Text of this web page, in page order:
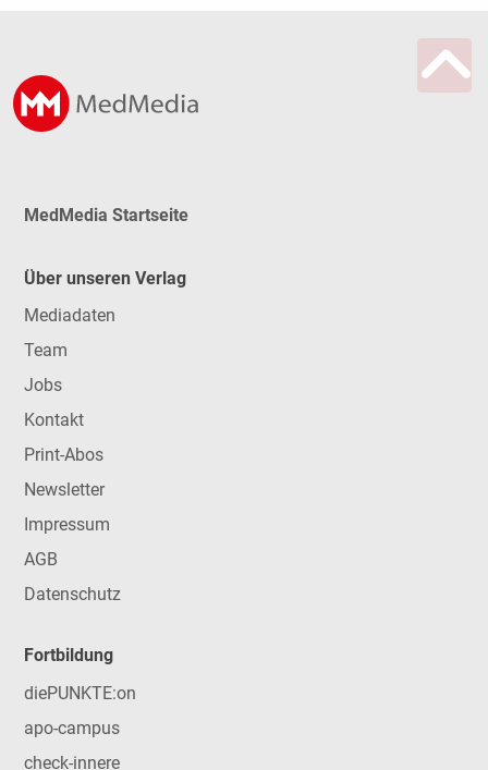
MedMedia Startseite
Über unseren Verlag
Mediadaten
Team
Jobs
Kontakt
Print-Abos
Newsletter
Impressum
AGB
Datenschutz
Fortbildung
diePUNKTE:on
apo-campus
check-innere